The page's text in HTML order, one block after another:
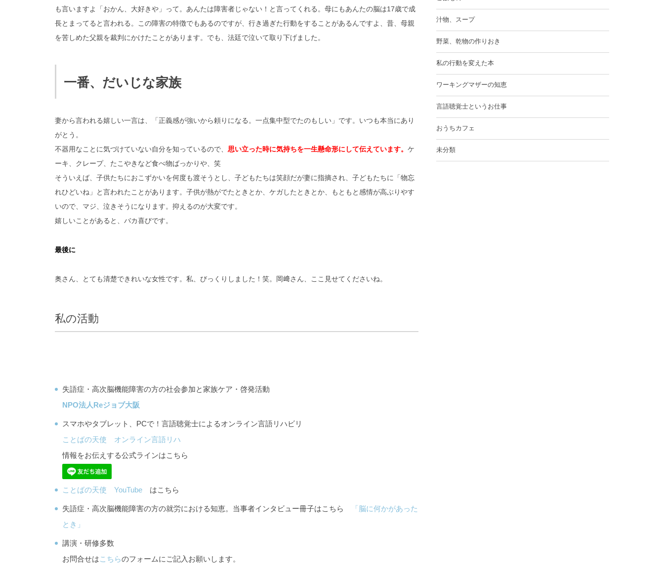
も言いますよ「おかん、大好きや」って。あんたは障害者じゃない！と言ってくれる。母にもあんたの脳は17歳で成
長とまってると言われる。この障害の特徴でもあるのですが、行き過ぎた行動をすることがあるんですよ、昔、母親
を苦しめた父親を裁判にかけたことがあります。でも、法廷で泣いて取り下げました。
一番、だいじな家族
妻から言われる嬉しい一言は、「正義感が強いから頼りになる。一点集中型でたのもしい」です。いつも本当にあり
がとう。
不器用なことに気づけていない自分を知っているので、 思い立った時に気持ちを一生懸命形にして伝えています。 ケ
ーキ、クレープ、たこやきなど食べ物ばっかりや、笑
そういえば、子供たちにおこずかいを何度も渡そうとし、子どもたちは笑顔だが妻に指摘され、子どもたちに「物忘
れひどいね」と言われたことがあります。子供が熱がでたときとか、ケガしたときとか、もともと感情が高ぶりやす
いので、マジ、泣きそうになります。抑えるのが大変です。
嬉しいことがあると、バカ喜びです。
最後に
奥さん、とても清楚できれいな女性です。私、びっくりしました！笑。岡﨑さん、ここ見せてくださいね。
私の活動
失語症・高次脳機能障害の方の社会参加と家族ケア・啓発活動
NPO法人Reジョブ大阪
スマホやタブレット、PCで！言語聴覚士によるオンライン言語リハビリ
ことばの天使 オンライン言語リハ
情報をお伝えする公式ラインはこちら
ことばの天使 YouTube はこちら
失語症・高次脳機能障害の方の就労における知恵。当事者インタビュー冊子はこちら
「脳に何かがあった
とき」
講演・研修多数
お問合せはこちらのフォームにご記入お願いします。
汁物、スープ
野菜、乾物の作りおき
私の行動を変えた本
ワーキングマザーの知恵
言語聴覚士というお仕事
おうちカフェ
未分類